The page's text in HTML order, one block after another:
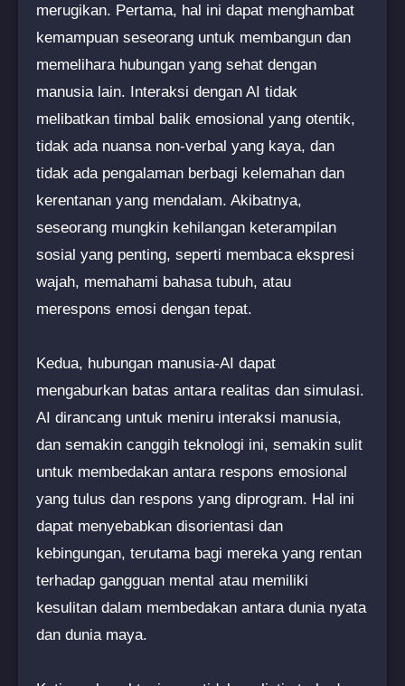
merugikan. Pertama, hal ini dapat menghambat
kemampuan seseorang untuk membangun dan
memelihara hubungan yang sehat dengan
manusia lain. Interaksi dengan AI tidak
melibatkan timbal balik emosional yang otentik,
tidak ada nuansa non-verbal yang kaya, dan
tidak ada pengalaman berbagi kelemahan dan
kerentanan yang mendalam. Akibatnya,
seseorang mungkin kehilangan keterampilan
sosial yang penting, seperti membaca ekspresi
wajah, memahami bahasa tubuh, atau
merespons emosi dengan tepat.
Kedua, hubungan manusia-AI dapat
mengaburkan batas antara realitas dan simulasi.
AI dirancang untuk meniru interaksi manusia,
dan semakin canggih teknologi ini, semakin sulit
untuk membedakan antara respons emosional
yang tulus dan respons yang diprogram. Hal ini
dapat menyebabkan disorientasi dan
kebingungan, terutama bagi mereka yang rentan
terhadap gangguan mental atau memiliki
kesulitan dalam membedakan antara dunia nyata
dan dunia maya.